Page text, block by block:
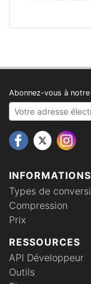
INFORMATIONS
Types de
Compression
Prix
RESSOURCES
API Développeur
Outils
Abonnez-vous à
Your email